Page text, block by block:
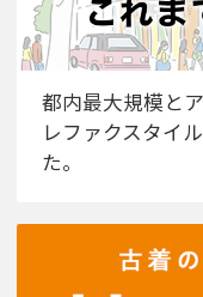
都内最大規模と
レファクスタイ
た。